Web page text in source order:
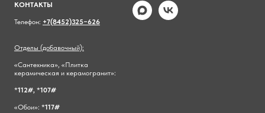
КОНТАКТЫ
Телефон: +7(8452)325−626
Отделы (добавочный):
«Сантехника», «Плитка
керамическая и керамогранит»:
*112#, *107#
«Обои»: *117#